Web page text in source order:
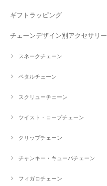
ギフトラッピング
チェーンデザイン別アクセサリー
スネークチェーン
ペタルチェーン
スクリューチェーン
ツイスト・ロープチェーン
クリップチェーン
チャンキー・キューバチェーン
フィガロチェーン